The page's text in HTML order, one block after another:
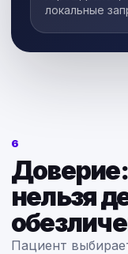
локальные
6
нельзя
Пациент